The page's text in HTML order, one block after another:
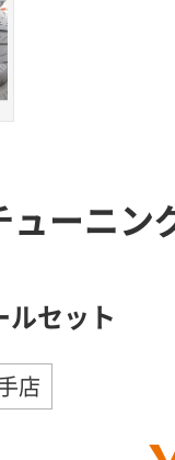
ューニン
ルセット
店